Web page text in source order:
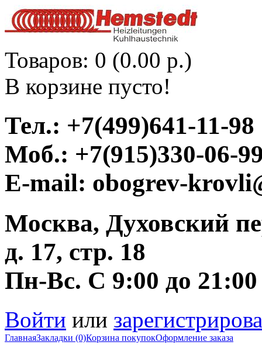
Товаров: 0 (0.00 р.)
В корзине пусто!
Тел.: +7(499)641-11-98
Моб.: +7(915)330-06-
E-mail: obogrev-
Москва, Духовский
д. 17, стр. 18
Пн-Вс. С 9:00 до 21:00
Войти или
ГлавнаяЗакладки (0)Корзина покупокОформление заказа